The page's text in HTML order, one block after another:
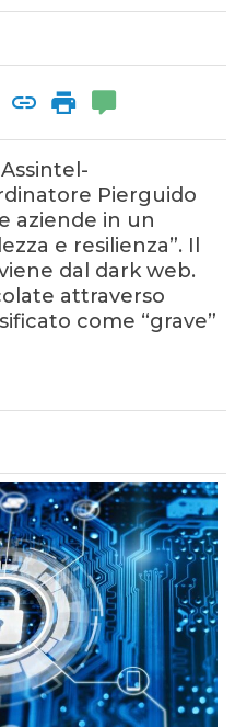
Pierguido
aziende in un
e resilienza”. Il
dal dark web.
attraverso
come “grave”